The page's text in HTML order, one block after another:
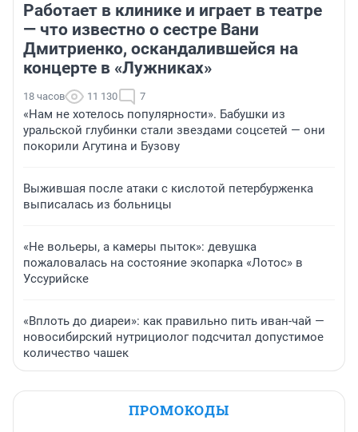
Работает в клинике и играет в театре
— что известно о сестре Вани
Дмитриенко, оскандалившейся на
концерте в «Лужниках»
18 часов 11 130 7
«Нам не хотелось популярности». Бабушки из
уральской глубинки стали звездами соцсетей — они
покорили Агутина и Бузову
Выжившая после атаки с кислотой петербурженка
выписалась из больницы
«Не вольеры, а камеры пыток»: девушка
пожаловалась на состояние экопарка «Лотос» в
Уссурийске
«Вплоть до диареи»: как правильно пить иван-чай —
новосибирский нутрициолог подсчитал допустимое
количество чашек
ПРОМОКОДЫ